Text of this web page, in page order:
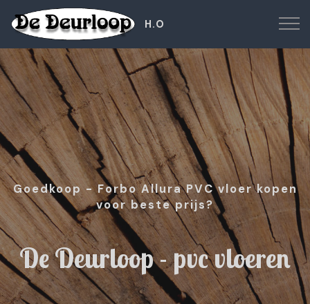
H.O
Goedkoop - Forbo Allura PVC vloer kopen
voor beste prijs?
De Deurloop - pvc vloeren